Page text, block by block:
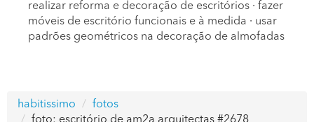
realizar reforma e decoração de escritórios · fazer
móveis de escritório funcionais e à medida · usar
padrões geométricos na decoração de almofadas
habitissimo
fotos